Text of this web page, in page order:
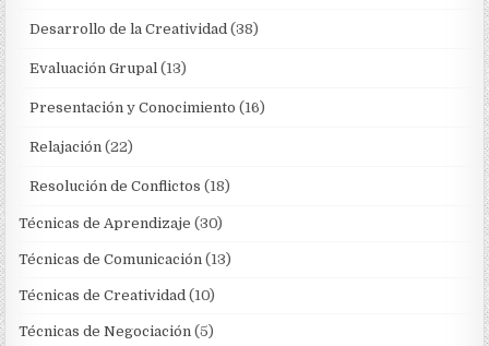
Desarrollo de la Creatividad (38)
Evaluación Grupal (13)
Presentación y Conocimiento (16)
Relajación (22)
Resolución de Conflictos (18)
Técnicas de Aprendizaje (30)
Técnicas de Comunicación (13)
Técnicas de Creatividad (10)
Técnicas de Negociación (5)